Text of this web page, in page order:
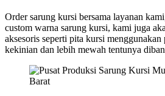
Order sarung kursi bersama layanan
custom warna sarung kursi, kami juga
aksesoris seperti pita kursi
kekinian dan lebih mewah tentunya